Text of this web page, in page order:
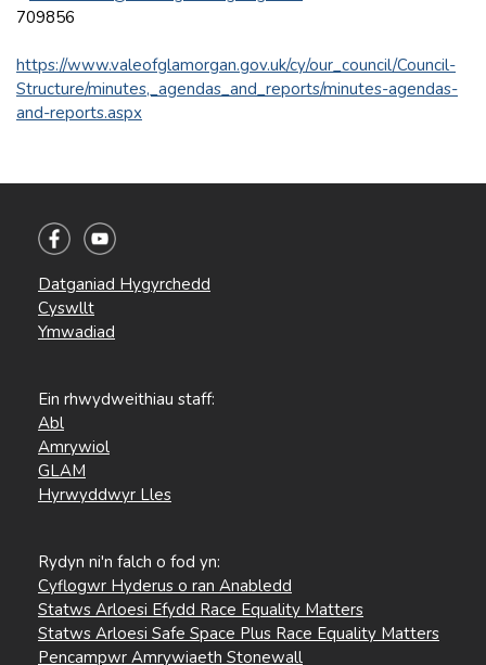
709856
https://www.valeofglamorgan.gov.uk/cy/our_council/Council-
Structure/minutes,_agendas_and_reports/minutes-agendas-
and-reports.aspx
Datganiad Hygyrchedd
Cyswllt
Ymwadiad
Ein rhwydweithiau staff:
Abl
Amrywiol
GLAM
Hyrwyddwyr Lles
Rydyn ni'n falch o fod yn:
Cyflogwr Hyderus o ran Anabledd
Statws Arloesi Efydd Race Equality Matters
Statws Arloesi Safe Space Plus Race Equality Matters
Pencampwr Amrywiaeth Stonewall